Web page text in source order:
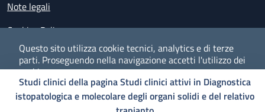
Questo sito utilizza cookie tecnici, analytics e di terze
parti. Proseguendo nella navigazione accetti l'utilizzo dei
cookie.
PREFERENZECOOKIESACCETTOI
Studi clinici della pagina Studi clinici attivi in Diagnostica
istopatologica e molecolare degli organi solidi e del relativo
Note legali
Cookies Policy
Policy privacy e protezione del dato personale
Albo pretorio on-line
Dichiarazione di accessibilità